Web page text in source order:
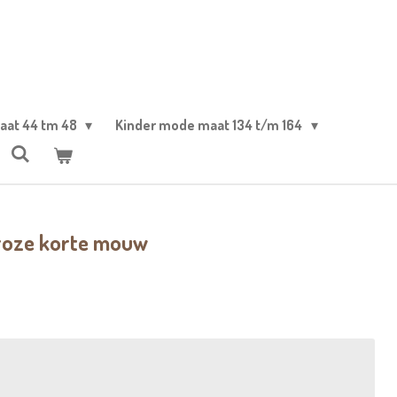
44 tm 48 Kinder mode maat 134 t/m 164
korte mouw